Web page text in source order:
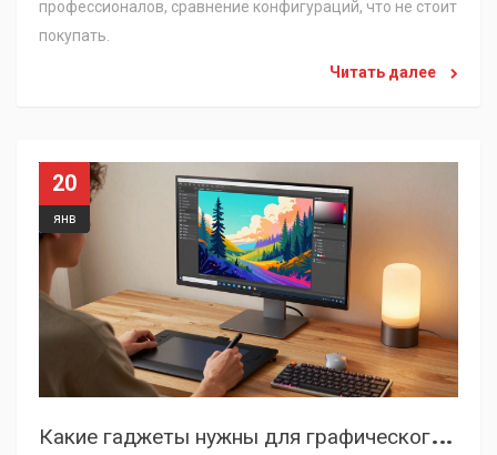
профессионалов, сравнение конфигураций, что не стоит
покупать.
Читать далее
20
янв
К
акие гаджеты нужны для графического дизайнера в 2026 году